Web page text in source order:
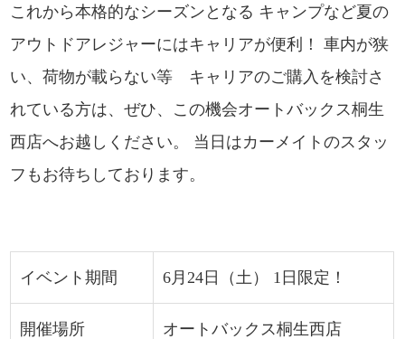
これから本格的なシーズンとなる キャンプなど夏の
アウトドアレジャーにはキャリアが便利！ 車内が狭
い、荷物が載らない等 キャリアのご購入を検討さ
れている方は、ぜひ、この機会オートバックス桐生
西店へお越しください。 当日はカーメイトのスタッ
フもお待ちしております。
イベント期間 6月24日（土） 1日限定！
開催場所 オートバックス桐生西店